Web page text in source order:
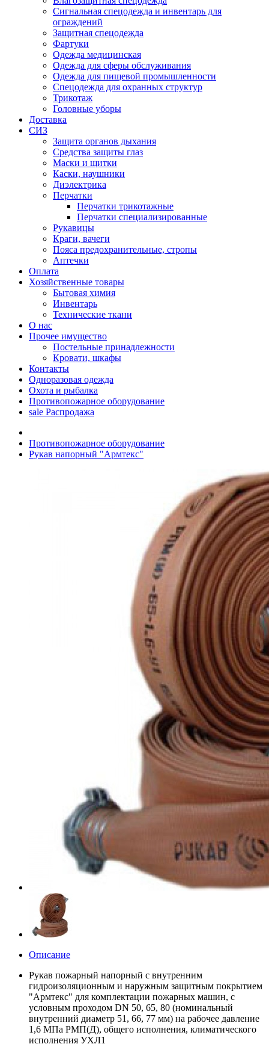
Сигнальная спецодежда и инвентарь для
ограждений
Защитная спецодежда
Фартуки
Одежда медицинская
Одежда для сферы обслуживания
Одежда для пищевой промышленности
Спецодежда для охранных структур
Трикотаж
Головные уборы
Доставка
СИЗ
Защита органов дыхания
Средства защиты глаз
Маски и щитки
Каски, наушники
Диэлектрика
Перчатки
Перчатки трикотажные
Перчатки специализированные
Рукавицы
Краги, вачеги
Пояса предохранительные, стропы
Аптечки
Оплата
Хозяйственные товары
Бытовая химия
Инвентарь
Технические ткани
О нас
Прочее имущество
Постельные принадлежности
Кровати, шкафы
Контакты
Одноразовая одежда
Охота и рыбалка
Противопожарное оборудование
sale Распродажа
Противопожарное оборудование
Рукав напорный "Армтекс"
Описание
Рукав пожарный напорный с внутренним
гидроизоляционным и наружным защитным покрытием
"Армтекс" для комплектации пожарных машин, с
условным проходом DN 50, 65, 80 (номинальный
внутренний диаметр 51, 66, 77 мм) на рабочее давление
1,6 МПа РМП(Д), общего исполнения, климатического
исполнения УХЛ1